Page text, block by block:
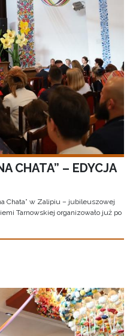
CHATA” – EDYCJA
Chata” w Zalipiu – jubileuszowej
Tarnowskiej organizowało już po